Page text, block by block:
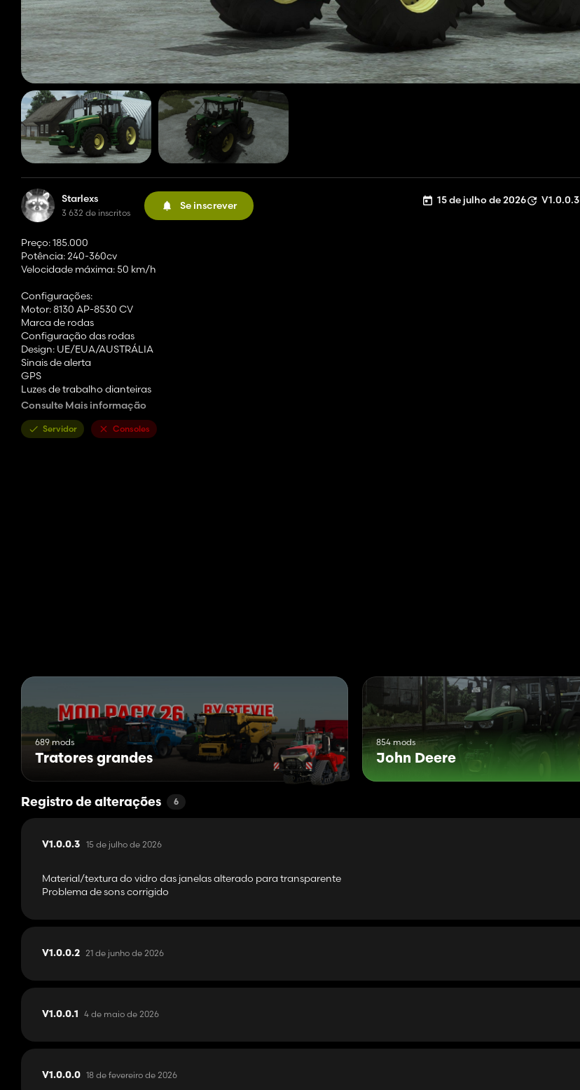
Starlexs
3 632 de inscritos
Se inscrever 15 de julho de 2026 V1.0.0.3
Preço: 185.000
Potência: 240-360cv
Velocidade máxima: 50 km/h
Configurações:
Motor: 8130 AP-8530 CV
Marca de rodas
Configuração das rodas
Design: UE/EUA/AUSTRÁLIA
Sinais de alerta
GPS
Luzes de trabalho dianteiras
Luzes de trabalho laterais
Pára-lamas traseiros
Faróis
Consulte Mais informação
Servidor Consoles
689 mods
Tratores grandes
854 mods
John Deere
Registro de alterações 6
V1.0.0.3 15 de julho de 2026
Material/textura do vidro das janelas alterado para transparente
Problema de sons corrigido
V1.0.0.2 21 de junho de 2026
V1.0.0.1 4 de maio de 2026
V1.0.0.0 18 de fevereiro de 2026